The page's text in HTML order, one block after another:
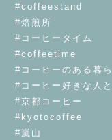
#coffeestand
#焙煎所
#コーヒータイム
#coffeetime
#コーヒーのある暮
#コーヒー好きな人
#京都コーヒー
#kyotocoffee
#嵐山